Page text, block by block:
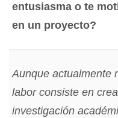
entusiasma o te
en un proyecto?
Aunque actualmente
labor consiste en
investigación